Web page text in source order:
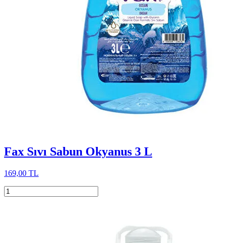
Fax Sıvı Sabun Okyanus 3 L
169,00 TL